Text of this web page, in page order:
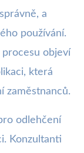
a
používání.
procesu objeví
která
zaměstnanců.
odlehčení
Konzultanti